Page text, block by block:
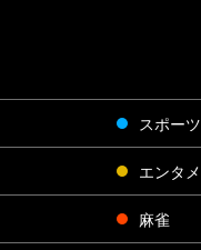
スポーツ
エンタメ
麻雀